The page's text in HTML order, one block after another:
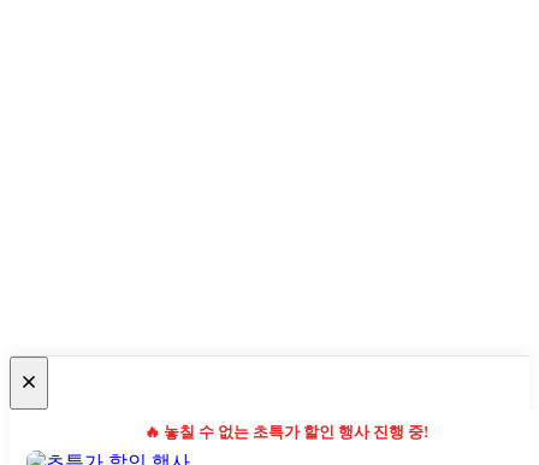
🔥 놓칠 수 없는 초특가 할인 행사 진행 중!